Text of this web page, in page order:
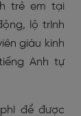
trẻ em tại
lộ trình
giàu kinh
Anh tự
để được